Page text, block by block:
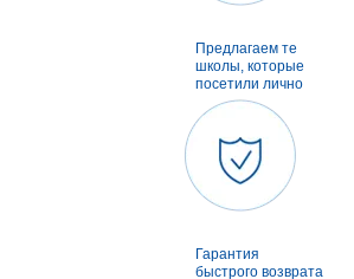
Предлагаем те
школы, которые
посетили лично
Гарантия
быстрого возврата